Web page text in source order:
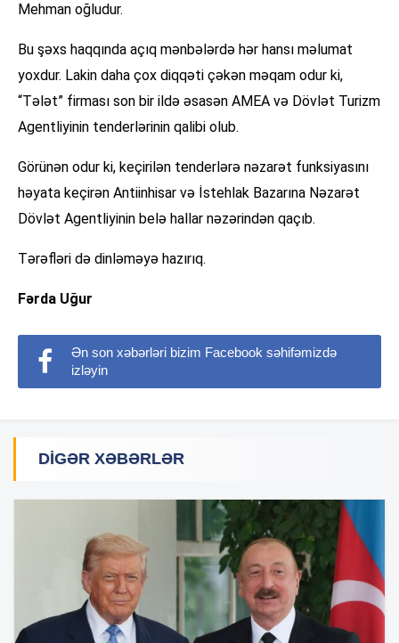
Mehman oğludur.
Bu şəxs haqqında açıq mənbələrdə hər hansı məlumat
yoxdur. Lakin daha çox diqqəti çəkən məqam odur ki,
“Tələt” firması son bir ildə əsasən AMEA və Dövlət Turizm
Agentliyinin tenderlərinin qalibi olub.
Görünən odur ki, keçirilən tenderlərə nəzarət funksiyasını
həyata keçirən Antiinhisar və İstehlak Bazarına Nəzarət
Dövlət Agentliyinin belə hallar nəzərindən qaçıb.
Tərəfləri də dinləməyə hazırıq.
Fərda Uğur
Ən son xəbərləri bizim Facebook səhifəmizdə
izləyin
DIGƏR XƏBƏRLƏR